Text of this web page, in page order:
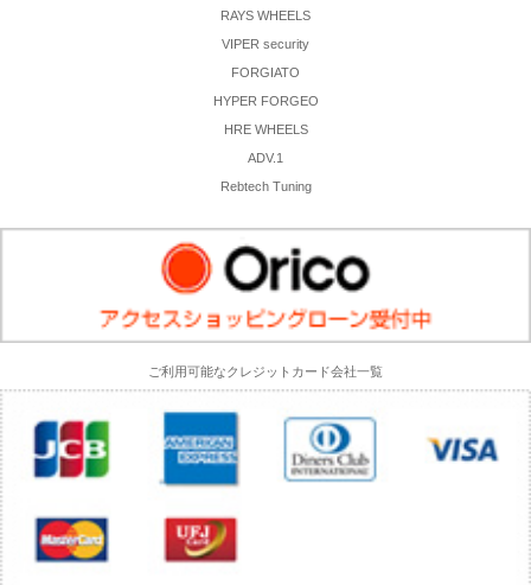
RAYS WHEELS
VIPER security
FORGIATO
HYPER FORGEO
HRE WHEELS
ADV.1
Rebtech Tuning
ご利用可能なクレジットカード会社一覧